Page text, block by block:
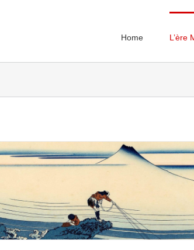
Home L’ère
Le Japonisme – Prosper-Alphonse ISAAC
Relations franco-japonaises